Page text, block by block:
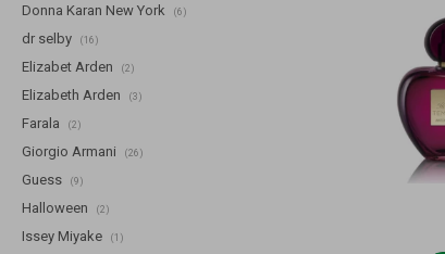
Donna Karan New York (6)
dr selby (16)
Elizabet Arden (2)
Elizabeth Arden (3)
Farala (2)
Giorgio Armani (26)
Guess (9)
Halloween (2)
Issey Miyake (1)